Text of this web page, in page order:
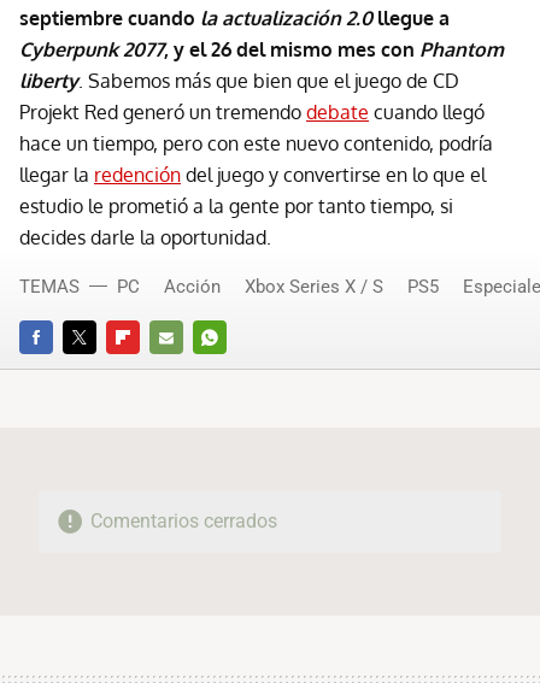
septiembre cuando la actualización 2.0llegue a
Cyberpunk 2077, y el 26 del mismo mes con Phantom
liberty. Sabemos más que bien que el juego de CD
Projekt Red generó un tremendo debate cuando llegó
hace un tiempo, pero con este nuevo contenido, podría
llegar la redención del juego y convertirse en lo que el
estudio le prometió a la gente por tanto tiempo, si
decides darle la oportunidad.
FACEBOOKTWITTERFLIPBOARD
E-
WHATSAPP
TEMAS PC Acción Xbox Series X / S PS5
Comentarios cerrados